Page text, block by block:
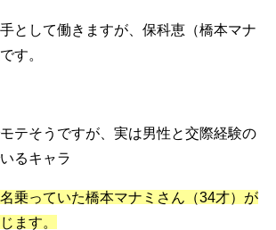
として働きますが、保科恵（橋本マナ
す。
テそうですが、実は男性と交際経験の
るキャラ
名乗っていた橋本マナミさん（34才）が
ます。